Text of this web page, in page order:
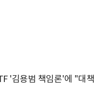
'김용범 책임론'에 "대책